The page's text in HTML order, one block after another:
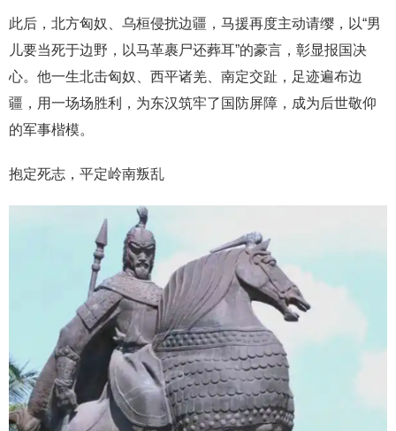
此后，北方匈奴、乌桓侵扰边疆，马援再度主动请缨，以“男
儿要当死于边野，以马革裹尸还葬耳”的豪言，彰显报国决
心。他一生北击匈奴、西平诸羌、南定交趾，足迹遍布边
疆，用一场场胜利，为东汉筑牢了国防屏障，成为后世敬仰
的军事楷模。
抱定死志，平定岭南叛乱